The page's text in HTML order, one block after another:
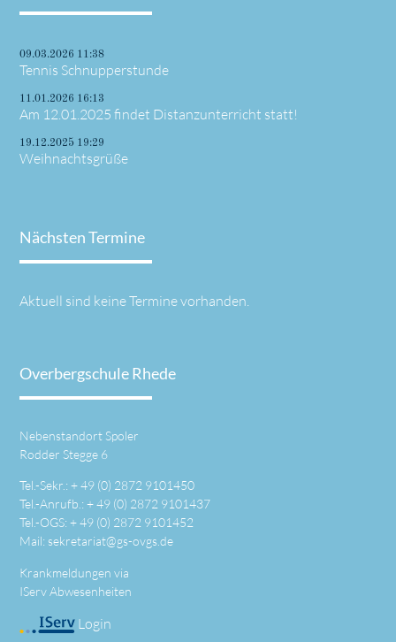
09.03.2026 11:38
Tennis Schnupperstunde
11.01.2026 16:13
Am 12.01.2025 findet Distanzunterricht statt!
19.12.2025 19:29
Weihnachtsgrüße
Nächsten Termine
Aktuell sind keine Termine vorhanden.
Overbergschule Rhede
Nebenstandort Spoler
Rodder Stegge 6
Tel.-Sekr.: +49 (0) 2872 9101450
Tel.-Anrufb.: +49 (0) 2872 9101437
Tel.-OGS: +49 (0) 2872 9101452
Mail: sekretariat@gs-ovgs.de
Krankmeldungen via
IServ Abwesenheiten
Login